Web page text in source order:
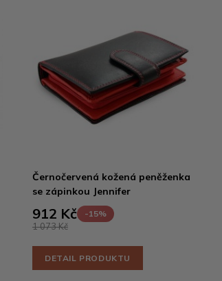
Černočervená kožená peněženka
se zápinkou Jennifer
912 Kč -15%
1 073 Kč
DETAIL PRODUKTU